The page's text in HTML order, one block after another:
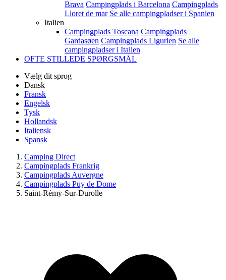
Brava Campingplads i Barcelona Campingplads
Lloret de mar Se alle campingpladser i Spanien
Italien
Campingplads Toscana Campingplads
Gardasøen Campingplads Ligurien Se alle
campingpladser i Italien
OFTE STILLEDE SPØRGSMÅL
Vælg dit sprog
Dansk
Fransk
Engelsk
Tysk
Hollandsk
Italiensk
Spansk
Camping Direct
Campingplads Frankrig
Campingplads Auvergne
Campingplads Puy de Dome
Saint-Rémy-Sur-Durolle